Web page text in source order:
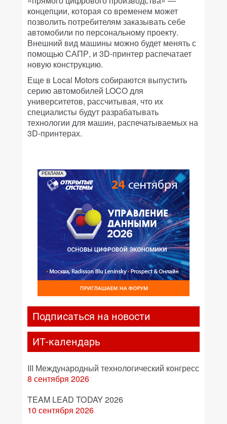
концепции, которая со временем может
позволить потребителям заказывать себе
автомобили по персональному проекту.
Внешний вид машины можно будет менять с
помощью САПР, и 3D-принтер распечатает
новую конструкцию.
Еще в Local Motors собираются выпустить
серию автомобилей LOCO для
университетов, рассчитывая, что их
специалисты будут разрабатывать
технологии для машин, распечатываемых на
3D-принтерах.
РЕКЛАМА
Подписаться на новости
ИТ-календарь
III Международный технологический конгресс
8 сентября 2026
TEAM LEAD TODAY 2026
10 сентября 2026